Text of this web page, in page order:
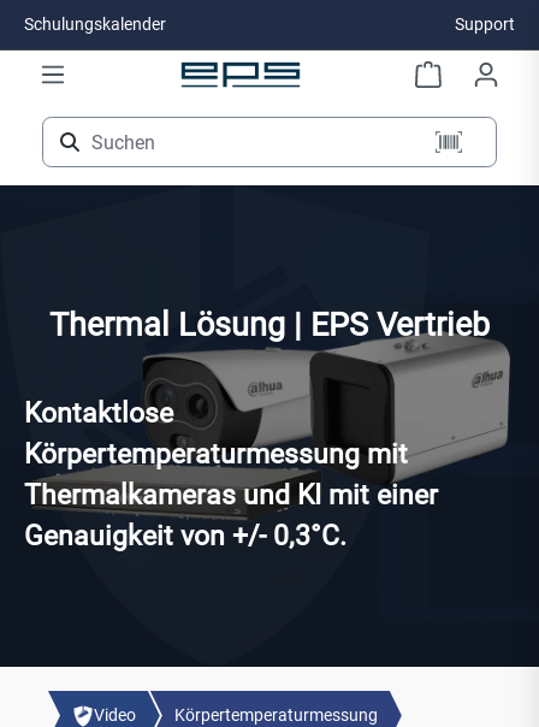
Zum Hauptinhalt springen
Schulungskalender Support
Thermal Lösung | EPS Vertrieb
Kontaktlose
Körpertemperaturmessung mit
Thermalkameras und KI mit einer
Genauigkeit von +/- 0,3°C.
Video Körpertemperaturmessung